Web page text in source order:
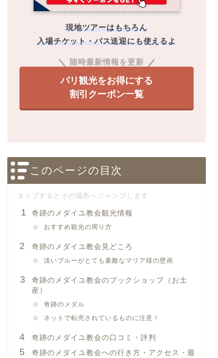
現地ツアーはもちろん
入場チケット・バス送迎にも使えるよ
随時最新情報を更新
パリ観光をお得にする
割引クーポン一覧
このページの目次
奇跡のメダイユ教会観光情報
おすすめ観光の周り方
奇跡のメダイユ教会見どころ
淡いブルーがとても素敵なマリア様の壁画
奇跡のメダイユ教会のブックショップ（お土
産）
奇跡のメダル
ネットで転売されているものに注意！
奇跡のメダイユ教会の口コミ・評判
奇跡のメダイユ教会への行き方・アクセス・最